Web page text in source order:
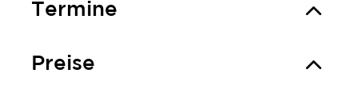
Termine
Preise